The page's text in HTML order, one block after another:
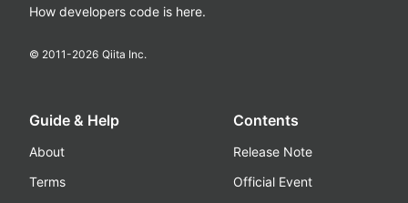
How developers code is here.
© 2011-2026 Qiita Inc.
Guide & Help
About
Terms
Contents
Release Note
Official Event